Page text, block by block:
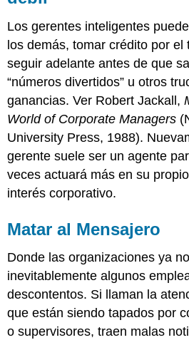
Los gerentes inteligentes
los demás, tomar crédito por el
seguir adelante antes de que
“números divertidos” u otros
ganancias.Ver Robert Jackall,
World of Corporate Managers
University Press, 1988).
gerente suele ser un agente
veces actuará más en su
interés corporativo.
Matar al Mensajero
Donde las organizaciones ya
inevitablemente algunos
descontentos. Si llaman la
que están siendo tapados por
o supervisores, traen malas